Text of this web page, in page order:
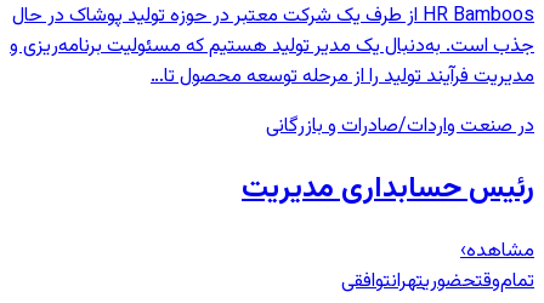
HR Bamboos از طرف یک شرکت معتبر در حوزه تولید پوشاک در حال
جذب است. به‌دنبال یک مدیر تولید هستیم که مسئولیت برنامه‌ریزی و
مدیریت فرآیند تولید را از مرحله توسعه محصول تا…
در صنعت واردات/صادرات و بازرگانی
رئیس حسابداری مدیریت
مشاهده›
تمام‌وقتحضوریتهرانتوافقی